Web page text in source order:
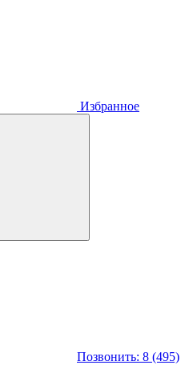
Избранное
Позвонить: 8 (495)